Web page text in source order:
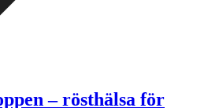
– rösthälsa för